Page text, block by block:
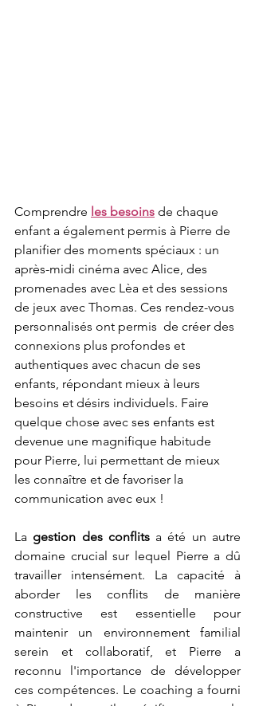
Comprendre les besoins de chaque
enfant a également permis à Pierre de
planifier des moments spéciaux : un
après-midi cinéma avec Alice, des
promenades avec Lèa et des sessions
de jeux avec Thomas. Ces rendez-vous
personnalisés ont permis  de créer des
connexions plus profondes et
authentiques avec chacun de ses
enfants, répondant mieux à leurs
besoins et désirs individuels. Faire
quelque chose avec ses enfants est
devenue une magnifique habitude
pour Pierre, lui permettant de mieux
les connaître et de favoriser la
communication avec eux !
La gestion des conflits a été un autre
domaine crucial sur lequel Pierre a dû
travailler intensément. La capacité à
aborder les conflits de manière
constructive est essentielle pour
maintenir un environnement familial
serein et collaboratif, et Pierre a
reconnu l'importance de développer
ces compétences. Le coaching a fourni